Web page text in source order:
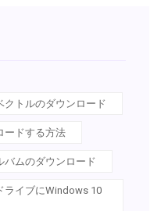
クトルのダウンロード
ードする方法
バムのダウンロード
ライブにWindows 10